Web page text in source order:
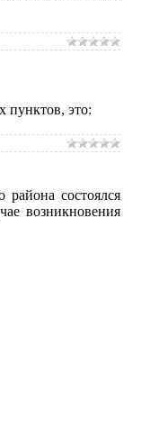
пунктов, это:
состоялся
возникновения